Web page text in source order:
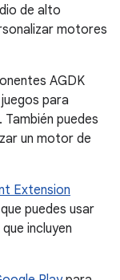
de alto
motores
AGDK
para
puedes
un motor de
Extension
puedes usar
incluyen